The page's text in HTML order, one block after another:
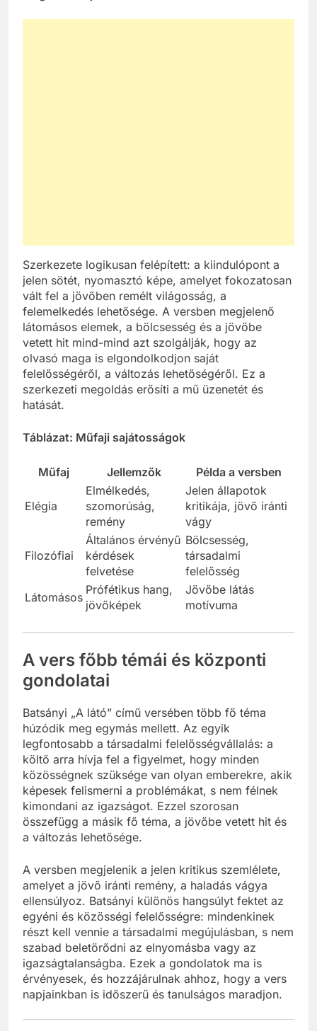
Szerkezete logikusan felépített: a kiindulópont a
jelen sötét, nyomasztó képe, amelyet fokozatosan
vált fel a jövőben remélt világosság, a
felemelkedés lehetősége. A versben megjelenő
látomásos elemek, a bölcsesség és a jövőbe
vetett hit mind-mind azt szolgálják, hogy az
olvasó maga is elgondolkodjon saját
felelősségéről, a változás lehetőségéről. Ez a
szerkezeti megoldás erősíti a mű üzenetét és
Jellemzők Példa a versben
Elmélkedés,
szomorúság,
remény
Jelen állapotok
kritikája, jövő iránti
vágy
Általános érvényű
kérdések
felvetése
Bölcsesség,
társadalmi
felelősség
Prófétikus hang,
Jövőbe látás
A vers főbb témái és központi
gondolatai
Batsányi „A látó” című versében több fő téma
húzódik meg egymás mellett. Az egyik
legfontosabb a társadalmi felelősségvállalás: a
költő arra hívja fel a figyelmet, hogy minden
közösségnek szüksége van olyan emberekre, akik
képesek felismerni a problémákat, s nem félnek
kimondani az igazságot. Ezzel szorosan
összefügg a másik fő téma, a jövőbe vetett hit és
A versben megjelenik a jelen kritikus szemlélete,
amelyet a jövő iránti remény, a haladás vágya
ellensúlyoz. Batsányi különös hangsúlyt fektet az
egyéni és közösségi felelősségre: mindenkinek
részt kell vennie a társadalmi megújulásban, s nem
szabad beletörődni az elnyomásba vagy az
igazságtalanságba. Ezek a gondolatok ma is
érvényesek, és hozzájárulnak ahhoz, hogy a vers